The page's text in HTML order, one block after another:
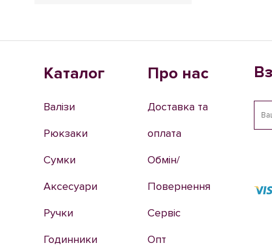
Каталог
Валізи
Рюкзаки
Сумки
Аксесуари
Ручки
Годинники
Про нас
Доставка та
оплата
Обмін/
Повернення
Сервіс
Опт